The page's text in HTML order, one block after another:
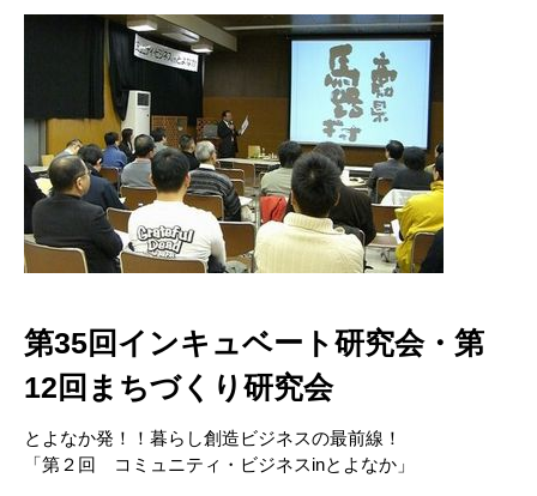
第35回インキュベート研究会・第
12回まちづくり研究会
とよなか発！！暮らし創造ビジネスの最前線！
「第２回 コミュニティ・ビジネスinとよなか」